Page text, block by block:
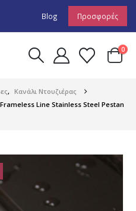
Blog Προσφορές
0
, Κανάλι Ντουζιέρας
Line Stainless Steel Pestan